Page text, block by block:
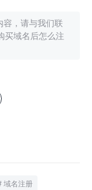
，请与我们联
买域名后怎么注
域名注册